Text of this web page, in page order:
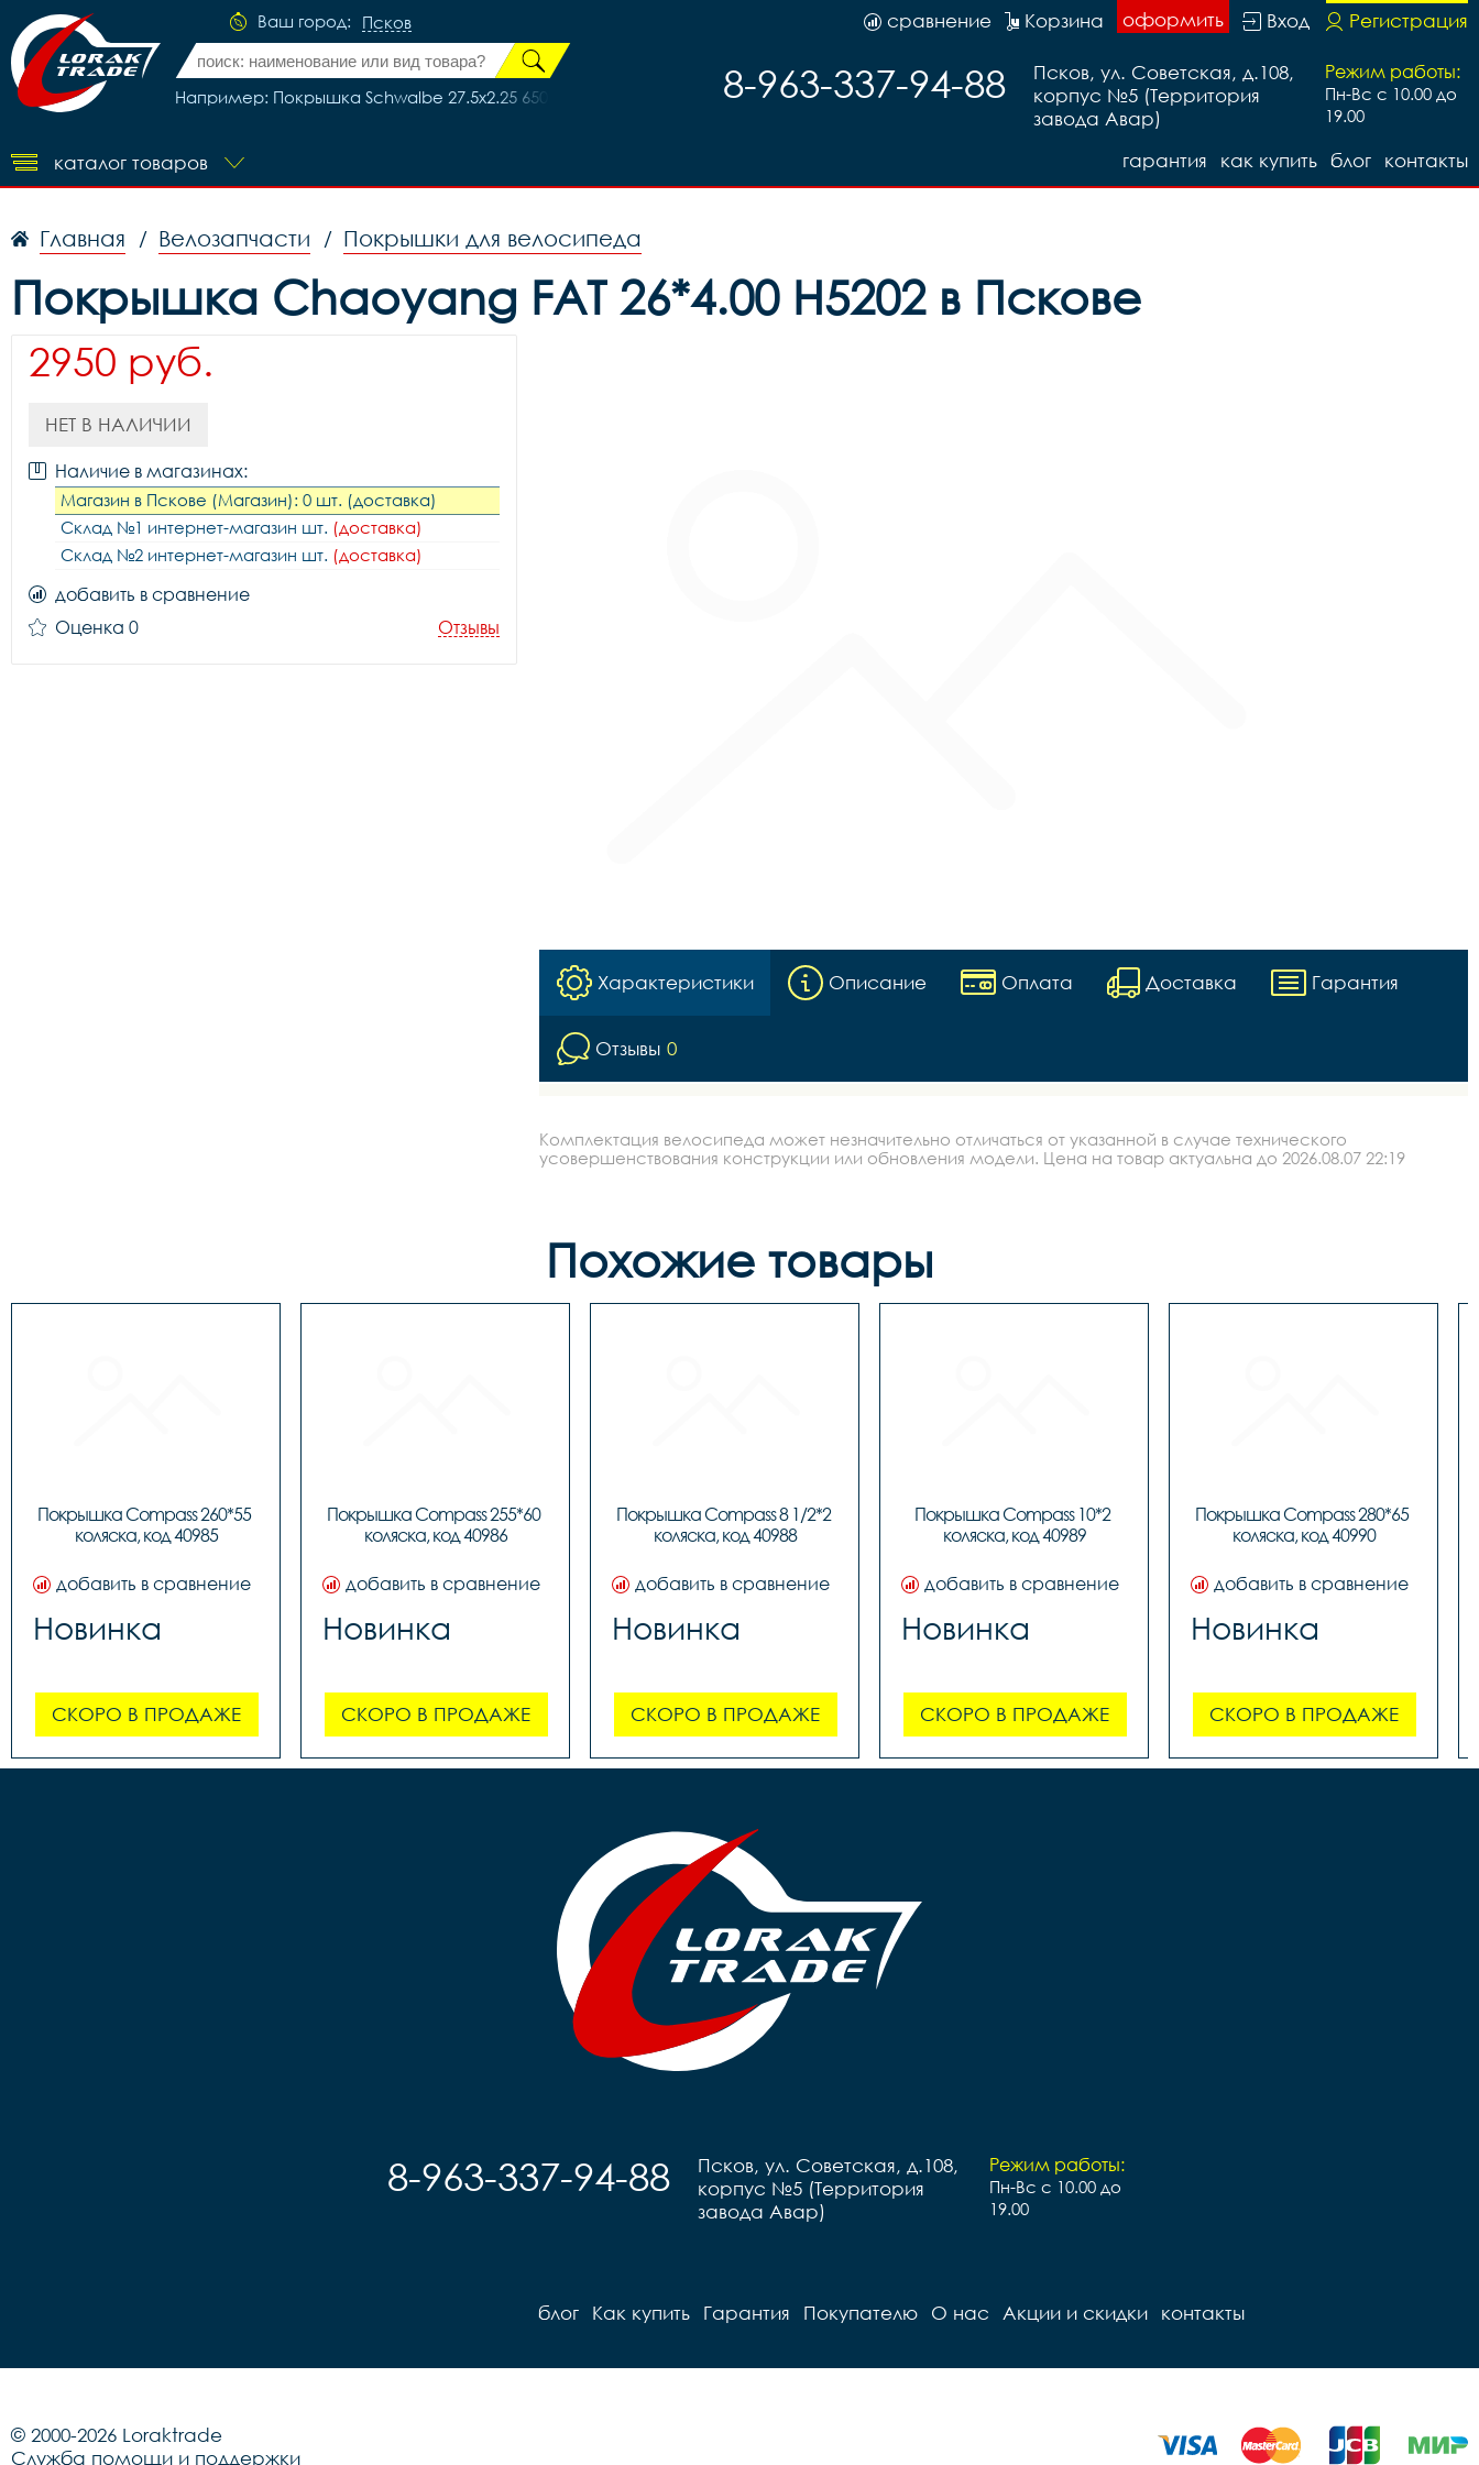
Ваш город: Псков
Например: Покрышка Schwalbe 27.5x2.25 650B (57-584) SMART SAM Performance B/B-SK HS476 Addix 67EPI, код TIR-46-75
Регистрация
Вход
оформить
Корзина
сравнение
Режим работы:
Пн-Вс с 10.00 до
19.00
Псков, ул. Советская, д.108,
корпус №5 (Территория
завода Авар)
8-963-337-94-88
каталог товаров контакты
блог
как купить
гарантия
Главная / Велозапчасти / Покрышки для велосипеда
Покрышка Chaoyang FAT 26*4.00 H5202 в Пскове
2950 руб.
НЕТ В НАЛИЧИИ
Наличие в магазинах:
Магазин в Пскове (Магазин): 0 шт. (доставка)
Склад №1 интернет-магазин шт. (доставка)
Склад №2 интернет-магазин шт. (доставка)
добавить в сравнение
Оценка 0
Отзывы
Характеристики Описание Оплата Доставка Гарантия
Отзывы 0
Комплектация велосипеда может незначительно отличаться от указанной в случае технического
усовершенствования конструкции или обновления модели. Цена на товар актуальна до 2026.08.07 22:19
Похожие товары
Покрышка Compass 260*55
коляска, код 40985
добавить в сравнение
Новинка
СКОРО В ПРОДАЖЕ
Покрышка Compass 255*60
коляска, код 40986
добавить в сравнение
Новинка
СКОРО В ПРОДАЖЕ
Покрышка Compass 8 1/2*2
коляска, код 40988
добавить в сравнение
Новинка
СКОРО В ПРОДАЖЕ
Покрышка Compass 10*2
коляска, код 40989
добавить в сравнение
Новинка
СКОРО В ПРОДАЖЕ
Покрышка Compass 280*65
коляска, код 40990
добавить в сравнение
Новинка
СКОРО В ПРОДАЖЕ
Режим работы:
Пн-Вс с 10.00 до
19.00
Псков, ул. Советская, д.108,
корпус №5 (Территория
завода Авар)
8-963-337-94-88
блог Как купить Гарантия Покупателю О нас Акции и скидки контакты
© 2000-2026 Loraktrade
Служба помощи и поддержки